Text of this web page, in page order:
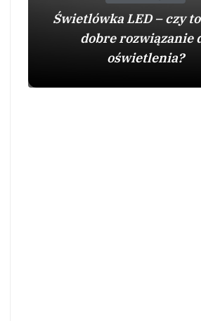
Świetlówka LED – czy
dobre rozwiązanie
oświetlenia?